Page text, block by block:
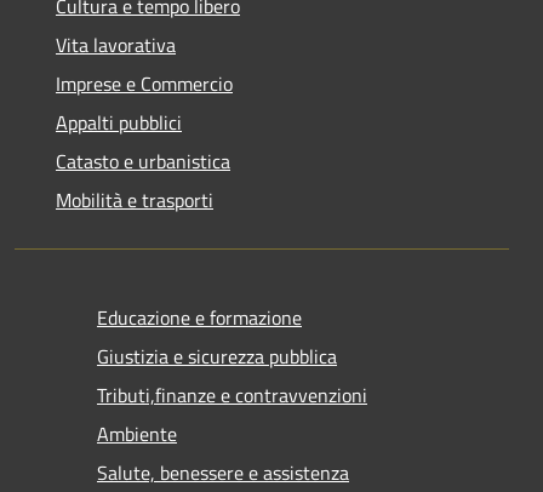
Vita lavorativa
Imprese e Commercio
Appalti pubblici
Catasto e urbanistica
Mobilità e trasporti
Educazione e formazione
Giustizia e sicurezza pubblica
Tributi,finanze e contravvenzioni
Ambiente
Salute, benessere e assistenza